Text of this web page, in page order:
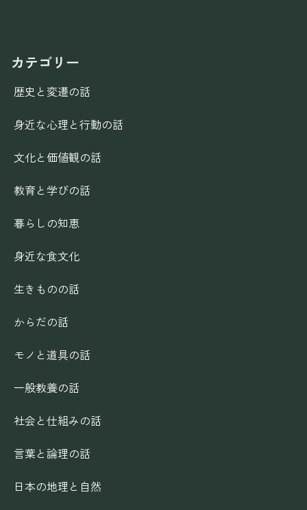
カテゴリー
歴史と変遷の話
身近な心理と行動の話
文化と価値観の話
教育と学びの話
暮らしの知恵
身近な食文化
生きものの話
からだの話
モノと道具の話
一般教養の話
社会と仕組みの話
言葉と論理の話
日本の地理と自然